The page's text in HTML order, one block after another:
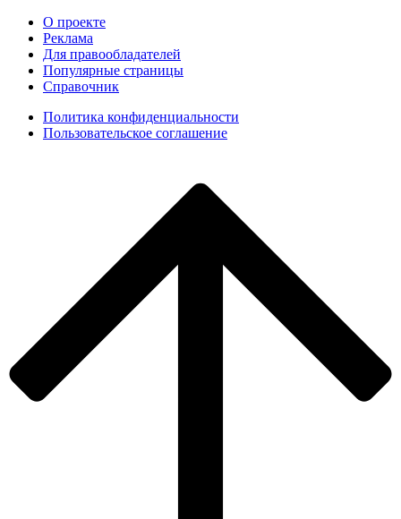
О проекте
Реклама
Для правообладателей
Популярные страницы
Справочник
Политика конфиденциальности
Пользовательское соглашение